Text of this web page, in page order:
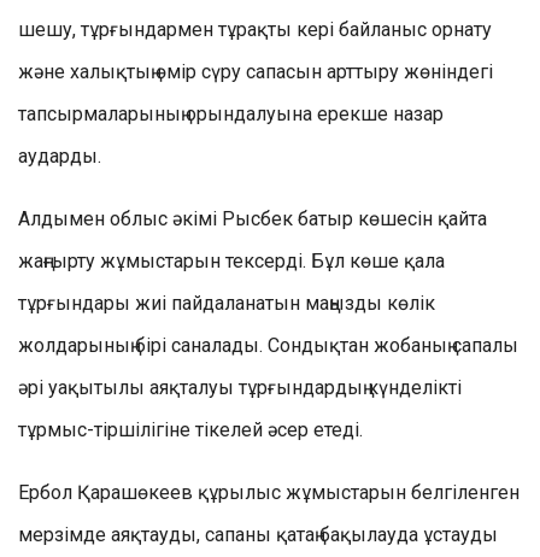
шешу, тұрғындармен тұрақты кері байланыс орнату
және халықтың өмір сүру сапасын арттыру жөніндегі
тапсырмаларының орындалуына ерекше назар
аударды.
Алдымен облыс әкімі Рысбек батыр көшесін қайта
жаңғырту жұмыстарын тексерді. Бұл көше қала
тұрғындары жиі пайдаланатын маңызды көлік
жолдарының бірі саналады. Сондықтан жобаның сапалы
әрі уақытылы аяқталуы тұрғындардың күнделікті
тұрмыс-тіршілігіне тікелей әсер етеді.
Ербол Қарашөкеев құрылыс жұмыстарын белгіленген
мерзімде аяқтауды, сапаны қатаң бақылауда ұстауды